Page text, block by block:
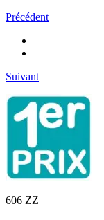
Précédent
Suivant
606 ZZ